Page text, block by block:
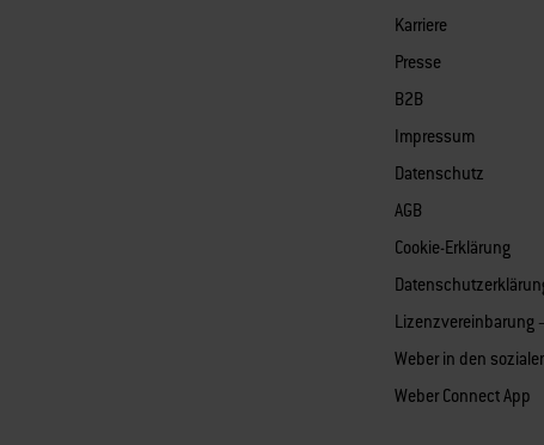
Karriere
Presse
B2B
Impressum
Datenschutz
AGB
Cookie-Erklärung
Lizenzvereinbarung
Weber in den
Weber Connect App